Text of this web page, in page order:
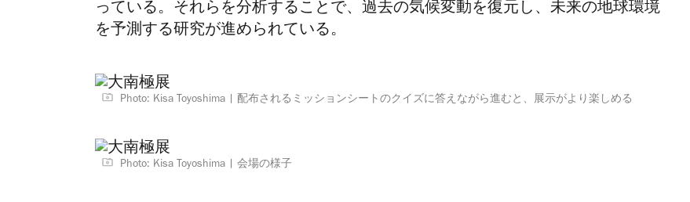
っている。それらを分析することで、過去の気候変動を復元し、未来の地球環境
を予測する研究が進められている。
Photo: Kisa Toyoshima 配布されるミッションシートのクイズに答えながら進むと、展示がより楽しめる
Photo: Kisa Toyoshima 会場の様子